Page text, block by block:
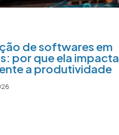
de softwares em
por que ela impacta
a produtividade